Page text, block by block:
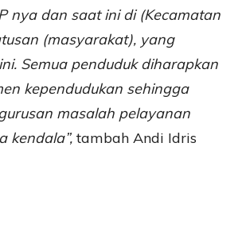
nya dan saat ini di (Kecamatan
(masyarakat), yang
Semua penduduk diharapkan
kependudukan sehingga
masalah pelayanan
kendala”, tambah Andi Idris